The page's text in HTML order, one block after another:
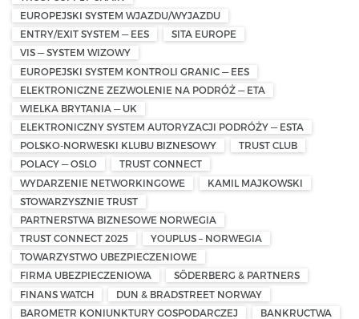
EUROPEJSKI SYSTEM WJAZDU/WYJAZDU
ENTRY/EXIT SYSTEM — EES
SITA EUROPE
VIS — SYSTEM WIZOWY
EUROPEJSKI SYSTEM KONTROLI GRANIC — EES
ELEKTRONICZNE ZEZWOLENIE NA PODRÓŻ — ETA
WIELKA BRYTANIA — UK
ELEKTRONICZNY SYSTEM AUTORYZACJI PODRÓŻY — ESTA
POLSKO-NORWESKI KLUBU BIZNESOWY
TRUST CLUB
POLACY — OSLO
TRUST CONNECT
WYDARZENIE NETWORKINGOWE
KAMIL MAJKOWSKI
STOWARZYSZNIE TRUST
PARTNERSTWA BIZNESOWE NORWEGIA
TRUST CONNECT 2025
YOUPLUS – NORWEGIA
TOWARZYSTWO UBEZPIECZENIOWE
FIRMA UBEZPIECZENIOWA
SÖDERBERG & PARTNERS
FINANS WATCH
DUN & BRADSTREET NORWAY
BAROMETR KONIUNKTURY GOSPODARCZEJ
BANKRUCTWA